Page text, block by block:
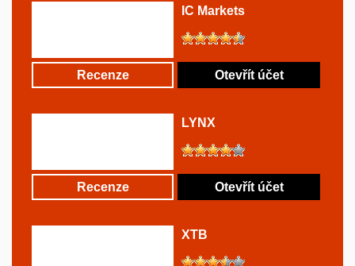
IC Markets
Recenze Otevřít účet
LYNX
Recenze Otevřít účet
XTB